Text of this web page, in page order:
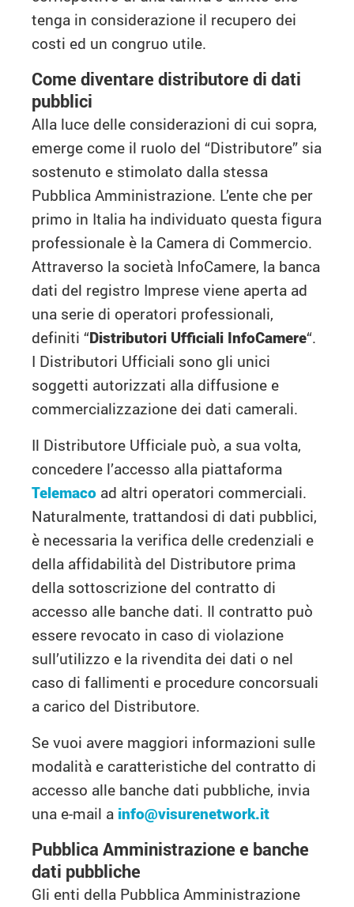
tenga in considerazione il recupero dei
costi ed un congruo utile.
Come diventare distributore di dati
pubblici
Alla luce delle considerazioni di cui sopra,
emerge come il ruolo del “Distributore” sia
sostenuto e stimolato dalla stessa
Pubblica Amministrazione. L’ente che per
primo in Italia ha individuato questa figura
professionale è la Camera di Commercio.
Attraverso la società InfoCamere, la banca
dati del registro Imprese viene aperta ad
una serie di operatori professionali,
definiti “Distributori Ufficiali InfoCamere“.
I Distributori Ufficiali sono gli unici
soggetti autorizzati alla diffusione e
commercializzazione dei dati camerali.
Il Distributore Ufficiale può, a sua volta,
concedere l’accesso alla piattaforma
Telemaco ad altri operatori commerciali.
Naturalmente, trattandosi di dati pubblici,
è necessaria la verifica delle credenziali e
della affidabilità del Distributore prima
della sottoscrizione del contratto di
accesso alle banche dati. Il contratto può
essere revocato in caso di violazione
sull’utilizzo e la rivendita dei dati o nel
caso di fallimenti e procedure concorsuali
a carico del Distributore.
Se vuoi avere maggiori informazioni sulle
modalità e caratteristiche del contratto di
accesso alle banche dati pubbliche, invia
una e-mail a info@visurenetwork.it
Pubblica Amministrazione e banche
dati pubbliche
Gli enti della Pubblica Amministrazione